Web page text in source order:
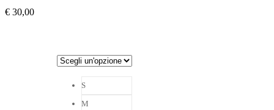
€ 30,00
S
M